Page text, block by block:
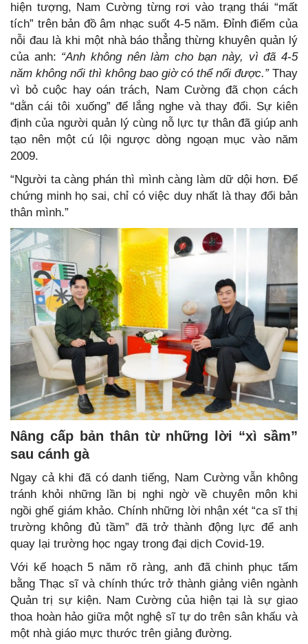
hiện tượng, Nam Cường từng rơi vào trạng thái “mất
tích” trên bản đồ âm nhạc suốt 4-5 năm. Đỉnh điểm của
nỗi đau là khi một nhà báo thẳng thừng khuyên quản lý
của anh: “Anh không nên làm cho bạn này, vì đã 4-5
năm không nổi thì không bao giờ có thể nổi được.” Thay
vì bỏ cuộc hay oán trách, Nam Cường đã chọn cách
“dằn cái tôi xuống” để lắng nghe và thay đổi. Sự kiên
định của người quản lý cùng nỗ lực tự thân đã giúp anh
tạo nên một cú lội ngược dòng ngoạn mục vào năm
2009.
“Người ta càng phán thì mình càng làm dữ dội hơn. Để
chứng minh họ sai, chỉ có việc duy nhất là thay đổi bản
thân mình.”
Nâng cấp bản thân từ những lời “xì sầm”
sau cánh gà
Ngay cả khi đã có danh tiếng, Nam Cường vẫn không
tránh khỏi những lần bị nghi ngờ về chuyên môn khi
ngồi ghế giám khảo. Chính những lời nhận xét “ca sĩ thị
trường không đủ tầm” đã trở thành động lực để anh
quay lại trường học ngay trong đại dịch Covid-19.
Với kế hoạch 5 năm rõ ràng, anh đã chinh phục tấm
bằng Thạc sĩ và chính thức trở thành giảng viên ngành
Quản trị sự kiện. Nam Cường của hiện tại là sự giao
thoa hoàn hảo giữa một nghệ sĩ tự do trên sân khấu và
một nhà giáo mực thước trên giảng đường.